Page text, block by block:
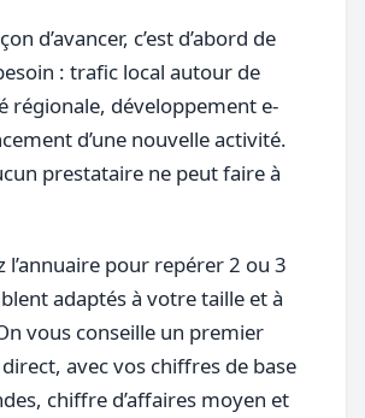
d’avancer, c’est d’abord de
: trafic local autour de
régionale, développement e-
d’une nouvelle activité.
prestataire ne peut faire à
l’annuaire pour repérer 2 ou 3
adaptés à votre taille et à
vous conseille un premier
avec vos chiffres de base
chiffre d’affaires moyen et